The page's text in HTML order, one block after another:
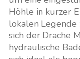
Höhle in kurzer
lokalen Legende
sich der Drache
hydraulische